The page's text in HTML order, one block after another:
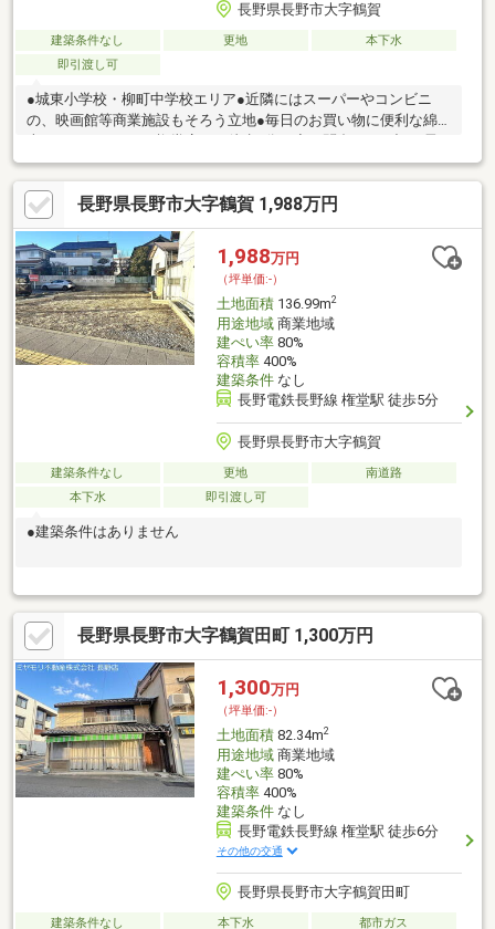
長野県長野市大字鶴賀
建築条件なし 更地
本下水
即引渡し可
●城東小学校・柳町中学校エリア●近隣にはスーパーやコンビニ
の、映画館等商業施設もそろう立地●毎日のお買い物に便利な綿
話番号やホームページでも受付中！！・フリーダイヤル 【
0120-055-779 】・ホームページ 【 ハウスドゥ長野柳町 】 で検
索
長野県長野市大字鶴賀 1,988万円
1,988万円
（坪単価:-）
土地面積136.99m2
用途地域商業地域
建ぺい率80%
容積率400%
建築条件なし
長野電鉄長野線 権堂駅 徒歩5分
長野県長野市大字鶴賀
建築条件なし 更地
南道路
本下水
即引渡し可
●建築条件はありません
長野県長野市大字鶴賀田町 1,300万円
1,300万円
（坪単価:-）
土地面積82.34m2
用途地域商業地域
建ぺい率80%
容積率400%
建築条件なし
長野電鉄長野線 権堂駅 徒歩6分
その他の交通
長野県長野市大字鶴賀田町
建築条件なし 本下水 都市ガス